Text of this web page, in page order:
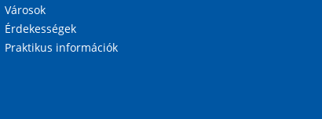
Városok
Érdekességek
Praktikus információk